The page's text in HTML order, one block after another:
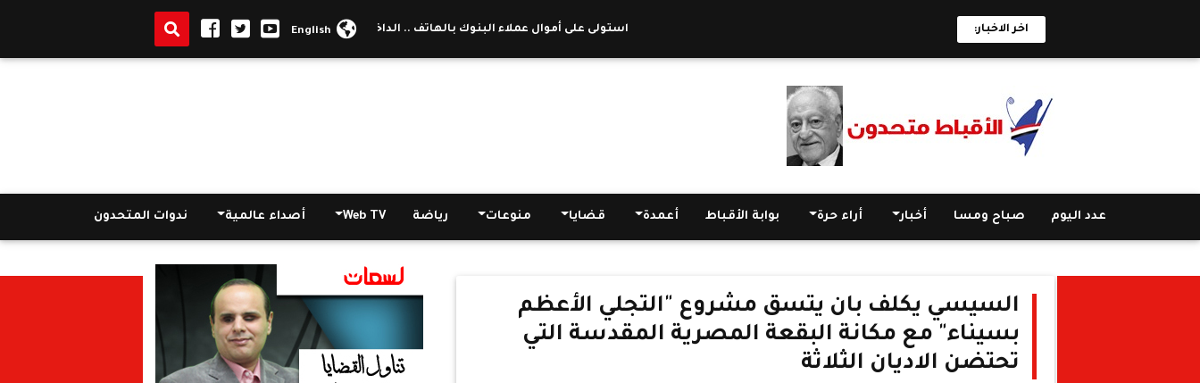
اخر الاخبار: استولى على أموال عملاء البنوك بالهاتف .. الداخلية تنجح في القبض على مجرم خطير السيسي يكلف بان يتسق مشروع English
عدد اليوم صباح ومسا أخبار أراء حرة بوابة الأقباط أعمدة قضايا منوعات رياضة Web TV أصداء عالمية ندوات المتحدون
السيسي يكلف بان يتسق مشروع "التجلي الأعظم
بسيناء" مع مكانة البقعة المصرية المقدسة التي
تحتضن الاديان الثلاثة